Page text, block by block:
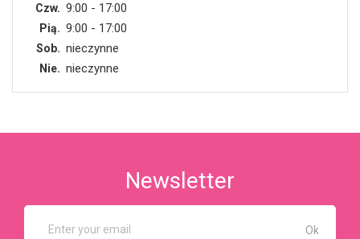
Czw. 9:00 - 17:00
Pią. 9:00 - 17:00
Sob. nieczynne
Nie. nieczynne
Newsletter